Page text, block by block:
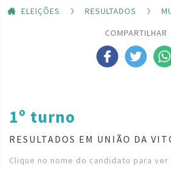
ELEIÇÕES RESULTADOS
COMPARTILHAR
1º turno
RESULTADOS EM UNIÃO DA
Clique no nome do candidato para